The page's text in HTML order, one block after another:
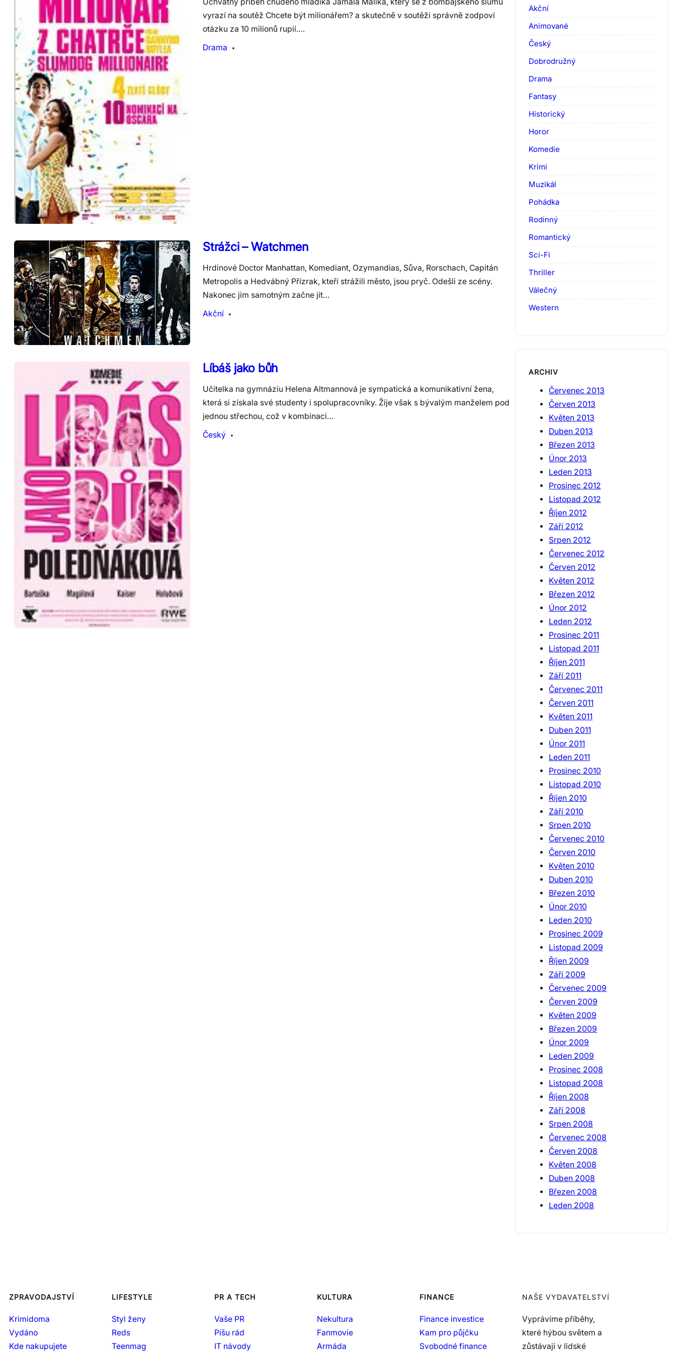
vyrazí na soutěž Chcete být milionářem? a skutečně v soutěži správně zodpoví
otázku za 10 milionů rupií.…
Drama
Strážci – Watchmen
Hrdinové Doctor Manhattan, Komediant, Ozymandias, Sůva, Rorschach, Capitán
Metropolis a Hedvábný Přízrak, kteří strážili město, jsou pryč. Odešli ze scény.
Nakonec jim samotným začne jít…
Akční
Líbáš jako bůh
Učitelka na gymnáziu Helena Altmannová je sympatická a komunikativní žena,
která si získala své studenty i spolupracovníky. Žije však s bývalým manželem pod
jednou střechou, což v kombinaci…
Český
Akční
Animované
Český
Dobrodružný
Drama
Fantasy
Historický
Horor
Komedie
Krimi
Muzikál
Pohádka
Rodinný
Romantický
Sci-Fi
Thriller
Válečný
Western
ARCHIV
Červenec 2013
Červen 2013
Květen 2013
Duben 2013
Březen 2013
Únor 2013
Leden 2013
Prosinec 2012
Listopad 2012
Říjen 2012
Září 2012
Srpen 2012
Červenec 2012
Červen 2012
Květen 2012
Březen 2012
Únor 2012
Leden 2012
Prosinec 2011
Listopad 2011
Říjen 2011
Září 2011
Červenec 2011
Červen 2011
Květen 2011
Duben 2011
Únor 2011
Leden 2011
Prosinec 2010
Listopad 2010
Říjen 2010
Září 2010
Srpen 2010
Červenec 2010
Červen 2010
Květen 2010
Duben 2010
Březen 2010
Únor 2010
Leden 2010
Prosinec 2009
Listopad 2009
Říjen 2009
Září 2009
Červenec 2009
Červen 2009
Květen 2009
Březen 2009
Únor 2009
Leden 2009
Prosinec 2008
Listopad 2008
Říjen 2008
Září 2008
Srpen 2008
Červenec 2008
Červen 2008
Květen 2008
Duben 2008
Březen 2008
Leden 2008
ZPRAVODAJSTVÍ
Krimidoma
Vydáno
Kde nakupujete
LIFESTYLE
Styl ženy
Reds
Teenmag
PR A TECH
Vaše PR
Píšu rád
IT návody
KULTURA
Nekultura
Fanmovie
Armáda
FINANCE
Finance investice
Kam pro půjčku
Svobodné finance
NAŠE VYDAVATELSTVÍ
Vyprávíme příběhy,
které hýbou světem a
zůstávají v lidské